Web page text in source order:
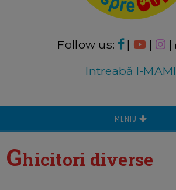
Follow us: | | |
Intreabă I-MAMI
MENIU
Ghicitori diverse